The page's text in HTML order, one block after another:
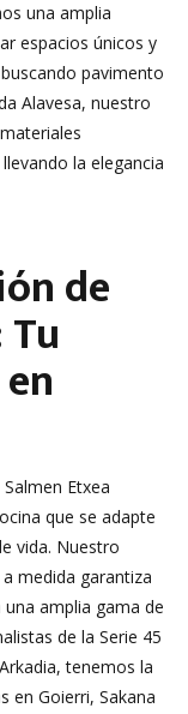
una amplia
espacios únicos y
pavimento
Alavesa, nuestro
la elegancia
de
Etxea
que se adapte
vida. Nuestro
medida garantiza
amplia gama de
de la Serie 45
tenemos la
en Goierri, Sakana